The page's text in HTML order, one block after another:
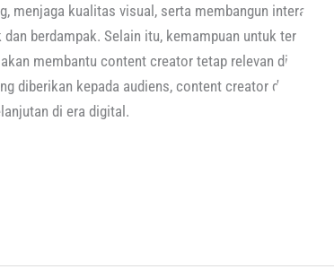
menjaga kualitas visual, serta membangun interaksi
berdampak. Selain itu, kemampuan untuk terus
membantu content creator tetap relevan di tengah
diberikan kepada audiens, content creator dapat
di era digital.